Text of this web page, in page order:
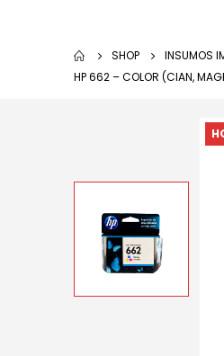
SHOP INSUMOS
HP 662 – COLOR (CIAN,